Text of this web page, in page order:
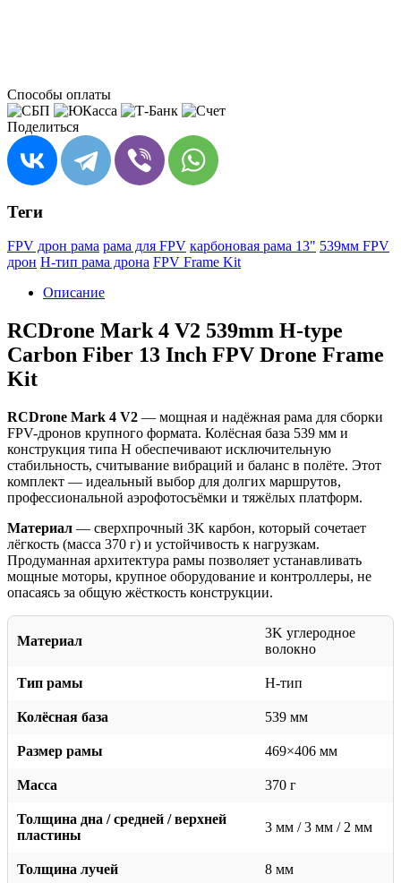
Способы оплаты
Поделиться
Теги
FPV дрон рама рама для FPV карбоновая рама 13" 539мм FPV
дрон H-тип рама дрона FPV Frame Kit
Описание
RCDrone Mark 4 V2 539mm H-type
Carbon Fiber 13 Inch FPV Drone Frame
Kit
RCDrone Mark 4 V2 — мощная и надёжная рама для сборки
FPV-дронов крупного формата. Колёсная база 539 мм и
конструкция типа H обеспечивают исключительную
стабильность, считывание вибраций и баланс в полёте. Этот
комплект — идеальный выбор для долгих маршрутов,
профессиональной аэрофотосъёмки и тяжёлых платформ.
Материал — сверхпрочный 3K карбон, который сочетает
лёгкость (масса 370 г) и устойчивость к нагрузкам.
Продуманная архитектура рамы позволяет устанавливать
мощные моторы, крупное оборудование и контроллеры, не
опасаясь за общую жёсткость конструкции.
Материал
3K углеродное
волокно
Тип рамы H-тип
Колёсная база 539 мм
Размер рамы 469×406 мм
Масса 370 г
Толщина дна / средней / верхней
пластины
3 мм / 3 мм / 2 мм
Толщина лучей 8 мм